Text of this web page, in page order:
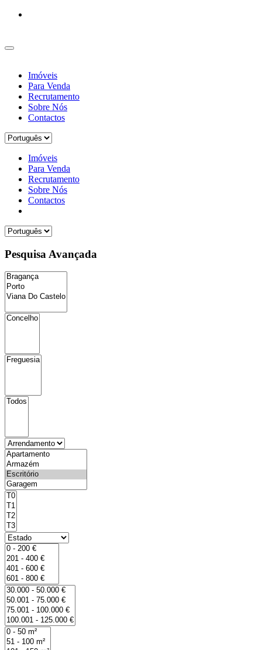
Imóveis
Para Venda
Recrutamento
Sobre Nós
Contactos
Imóveis
Para Venda
Recrutamento
Sobre Nós
Contactos
Pesquisa Avançada